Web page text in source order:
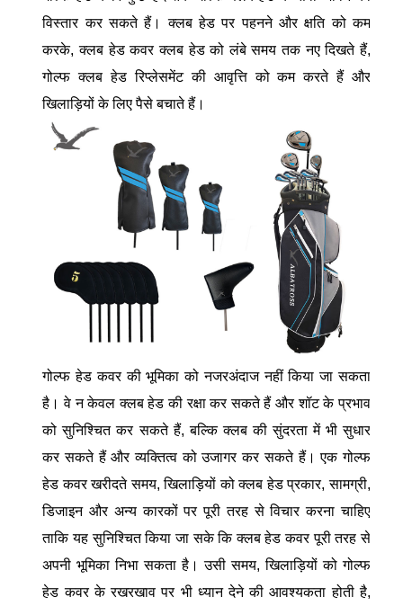
विस्तार कर सकते हैं। क्लब हेड पर पहनने और क्षति को कम
करके, क्लब हेड कवर क्लब हेड को लंबे समय तक नए दिखते हैं,
गोल्फ क्लब हेड रिप्लेसमेंट की आवृत्ति को कम करते हैं और
खिलाड़ियों के लिए पैसे बचाते हैं।
गोल्फ हेड कवर की भूमिका को नजरअंदाज नहीं किया जा सकता
है। वे न केवल क्लब हेड की रक्षा कर सकते हैं और शॉट के प्रभाव
को सुनिश्चित कर सकते हैं, बल्कि क्लब की सुंदरता में भी सुधार
कर सकते हैं और व्यक्तित्व को उजागर कर सकते हैं। एक गोल्फ
हेड कवर खरीदते समय, खिलाड़ियों को क्लब हेड प्रकार, सामग्री,
डिजाइन और अन्य कारकों पर पूरी तरह से विचार करना चाहिए
ताकि यह सुनिश्चित किया जा सके कि क्लब हेड कवर पूरी तरह से
अपनी भूमिका निभा सकता है। उसी समय, खिलाड़ियों को गोल्फ
हेड कवर के रखरखाव पर भी ध्यान देने की आवश्यकता होती है,